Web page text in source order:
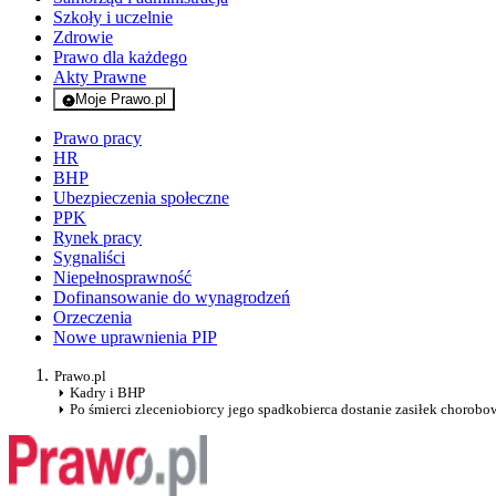
Szkoły i uczelnie
Zdrowie
Prawo dla każdego
Akty Prawne
Moje Prawo.pl
- rejestracja i logowanie do serwisu
Prawo pracy
HR
BHP
Ubezpieczenia społeczne
PPK
Rynek pracy
Sygnaliści
Niepełnosprawność
Dofinansowanie do wynagrodzeń
Orzeczenia
Nowe uprawnienia PIP
Prawo.pl
Kadry i BHP
Po śmierci zleceniobiorcy jego spadkobierca dostanie zasiłek